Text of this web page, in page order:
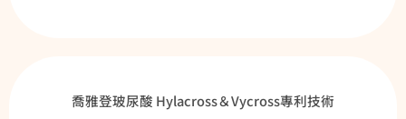
喬雅登玻尿酸 Hylacross＆Vycross專利技術